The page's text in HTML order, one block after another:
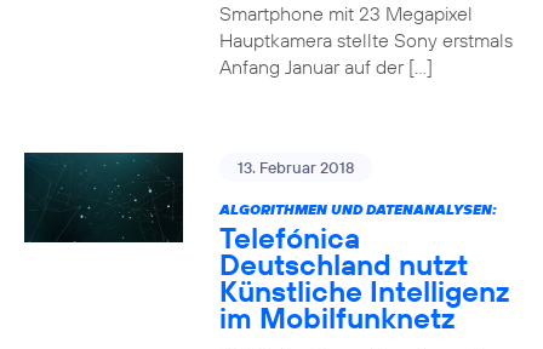
Smartphone mit 23 Megapixel
Hauptkamera stellte Sony erstmals
Anfang Januar auf der […]
13. Februar 2018
ALGORITHMEN UND DATENANALYSEN:
Telefónica
Deutschland nutzt
Künstliche Intelligenz
im Mobilfunknetz